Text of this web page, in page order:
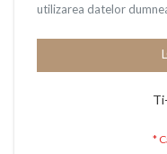
utilizarea datelor